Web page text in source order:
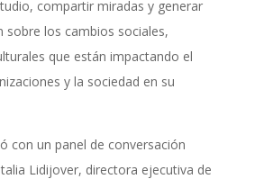
compartir miradas y generar
sobre los cambios sociales,
que están impactando el
y la sociedad en su
con un panel de conversación
Lidijover, directora ejecutiva de